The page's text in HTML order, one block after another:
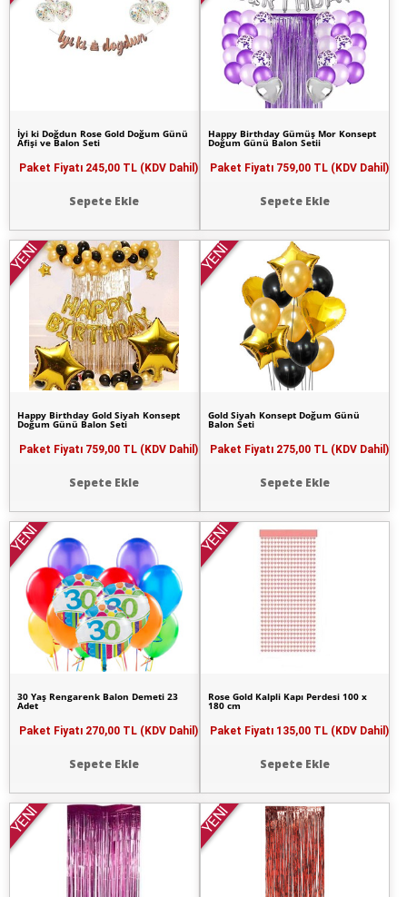
İyi ki Doğdun Rose Gold Doğum Günü
Afişi ve Balon Seti
Paket Fiyatı 245,00 TL (KDV Dahil)
Sepete Ekle
Happy Birthday Gümüş Mor Konsept
Doğum Günü Balon Setii
Paket Fiyatı 759,00 TL (KDV Dahil)
Sepete Ekle
YENİ
Happy Birthday Gold Siyah Konsept
Doğum Günü Balon Seti
Paket Fiyatı 759,00 TL (KDV Dahil)
Sepete Ekle
YENİ
Gold Siyah Konsept Doğum Günü
Balon Seti
Paket Fiyatı 275,00 TL (KDV Dahil)
Sepete Ekle
YENİ
30 Yaş Rengarenk Balon Demeti 23
Adet
Paket Fiyatı 270,00 TL (KDV Dahil)
Sepete Ekle
YENİ
Rose Gold Kalpli Kapı Perdesi 100 x
180 cm
Paket Fiyatı 135,00 TL (KDV Dahil)
Sepete Ekle
YENİ YENİ